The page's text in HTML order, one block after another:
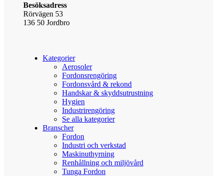
Besöksadress
Rörvägen 53
136 50 Jordbro
Kategorier
Aerosoler
Fordonsrengöring
Fordonsvård & rekond
Handskar & skyddsutrustning
Hygien
Industrirengöring
Se alla kategorier
Branscher
Fordon
Industri och verkstad
Maskinuthyrning
Renhållning och miljövård
Tunga Fordon